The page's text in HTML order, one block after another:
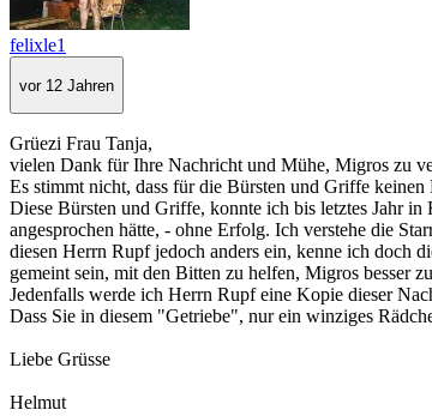
felixle1
vor 12 Jahren
Grüezi Frau Tanja,
vielen Dank für Ihre Nachricht und Mühe, Migros zu
Es stimmt nicht, dass für die Bürsten und Griffe
Diese Bürsten und Griffe, konnte ich bis letztes Jahr in
angesprochen hätte, - ohne Erfolg. Ich verstehe die
diesen Herrn Rupf jedoch anders ein, kenne ich doch
gemeint sein, mit den Bitten zu helfen, Migros besser
Jedenfalls werde ich Herrn Rupf eine Kopie dieser
Dass Sie in diesem "Getriebe", nur ein winziges
Liebe Grüsse
Helmut